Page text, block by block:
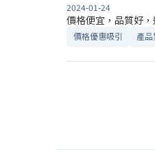
2024-01-24
價格便宜，品質好，
價格優惠吸引 產